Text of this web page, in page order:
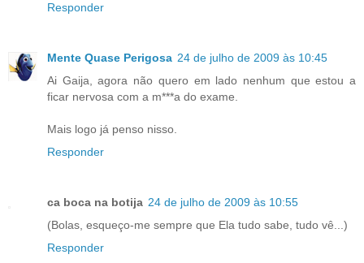
Responder
Mente Quase Perigosa 24 de julho de 2009 às 10:45
Ai Gaija, agora não quero em lado nenhum que estou a
ficar nervosa com a m***a do exame.
Mais logo já penso nisso.
Responder
ca boca na botija 24 de julho de 2009 às 10:55
(Bolas, esqueço-me sempre que Ela tudo sabe, tudo vê...)
Responder